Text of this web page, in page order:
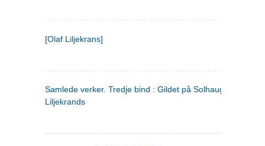
[Olaf Liljekrans]
Samlede verker. Tredje bind : Gildet på Solhaug ; Olaf
Liljekrands